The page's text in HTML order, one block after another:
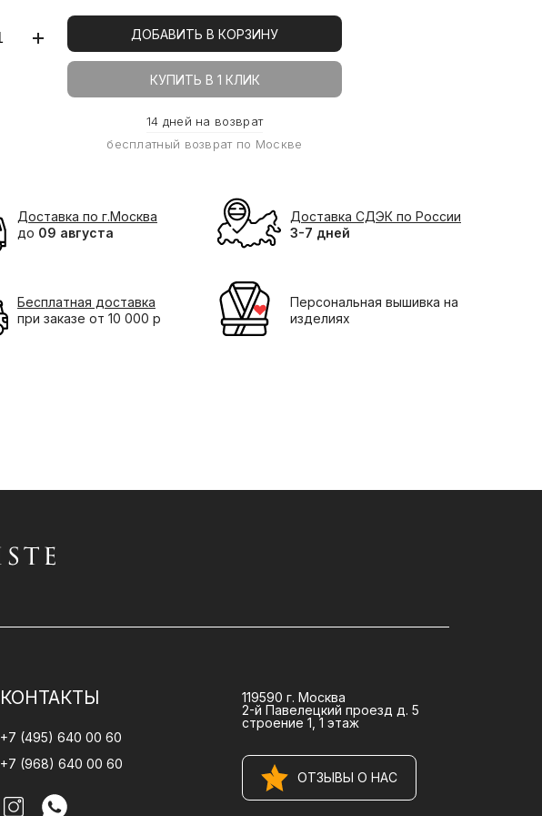
ДОБАВИТЬ В КОРЗИНУ
КУПИТЬ В 1 КЛИК
14 дней на возврат
бесплатный возврат по Москве
Доставка по г.Москва
до 09 августа
Доставка СДЭК по России
3-7 дней
Бесплатная доставка
при заказе от 10 000 р
Персональная вышивка на
изделиях
КОНТАКТЫ
+7 (495) 640 00 60
+7 (968) 640 00 60
119590 г. Москва
2-й Павелецкий проезд д. 5
строение 1, 1 этаж
ОТЗЫВЫ О НАС